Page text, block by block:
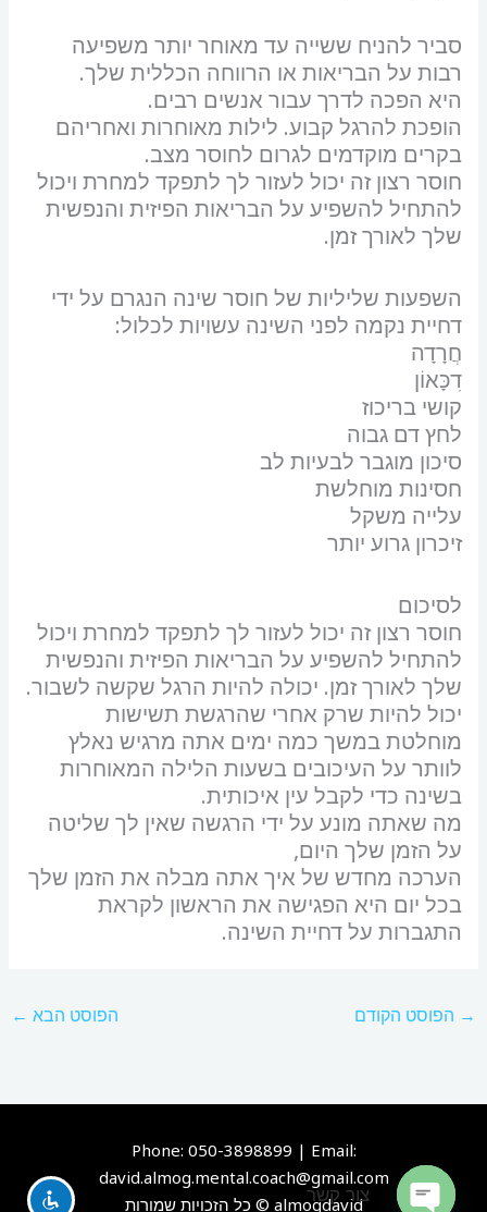
סביר להניח ששייה עד מאוחר יותר משפיעה
רבות על הבריאות או הרווחה הכללית שלך.
היא הפכה לדרך עבור אנשים רבים.
הופכת להרגל קבוע. לילות מאוחרות ואחריהם
בקרים מוקדמים לגרום לחוסר מצב.
חוסר רצון זה יכול לעזור לך לתפקד למחרת ויכול
להתחיל להשפיע על הבריאות הפיזית והנפשית
שלך לאורך זמן.
השפעות שליליות של חוסר שינה הנגרם על ידי
דחיית נקמה לפני השינה עשויות לכלול:
חֲרָדָה
דִכָּאוֹן
קושי בריכוז
לחץ דם גבוה
סיכון מוגבר לבעיות לב
חסינות מוחלשת
עלייה משקל
זיכרון גרוע יותר
לסיכום
חוסר רצון זה יכול לעזור לך לתפקד למחרת ויכול
להתחיל להשפיע על הבריאות הפיזית והנפשית
שלך לאורך זמן. יכולה להיות הרגל שקשה לשבור.
יכול להיות שרק אחרי שהרגשת תשישות
מוחלטת במשך כמה ימים אתה מרגיש נאלץ
לוותר על העיכובים בשעות הלילה המאוחרות
בשינה כדי לקבל עין איכותית.
מה שאתה מונע על ידי הרגשה שאין לך שליטה
על הזמן שלך היום,
הערכה מחדש של איך אתה מבלה את הזמן שלך
בכל יום היא הפגישה את הראשון לקראת
התגברות על דחיית השינה.
→ הפוסט הקודם הפוסט הבא ←
Phone: 050-3898899 | Email:
david.almog.mental.coach@gmail.com
almogdavid © כל הזכויות שמורות
צור קשר